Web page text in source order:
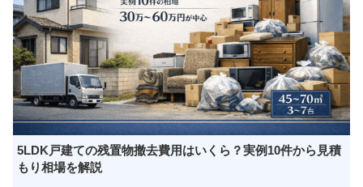
5LDK戸建ての残置物撤去費用はいくら？実例10件から見積
もり相場を解説